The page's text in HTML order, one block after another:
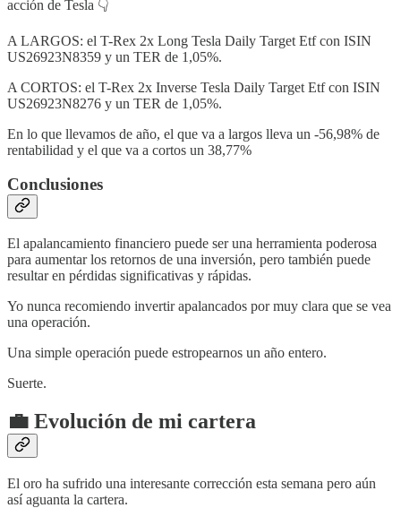
acción de Tesla 👇
A LARGOS: el T-Rex 2x Long Tesla Daily Target Etf con ISIN
US26923N8359 y un TER de 1,05%.
A CORTOS: el T-Rex 2x Inverse Tesla Daily Target Etf con ISIN
US26923N8276 y un TER de 1,05%.
En lo que llevamos de año, el que va a largos lleva un -56,98% de
rentabilidad y el que va a cortos un 38,77%
Conclusiones
El apalancamiento financiero puede ser una herramienta poderosa
para aumentar los retornos de una inversión, pero también puede
resultar en pérdidas significativas y rápidas.
Yo nunca recomiendo invertir apalancados por muy clara que se vea
una operación.
Una simple operación puede estropearnos un año entero.
Suerte.
💼 Evolución de mi cartera
El oro ha sufrido una interesante corrección esta semana pero aún
así aguanta la cartera.